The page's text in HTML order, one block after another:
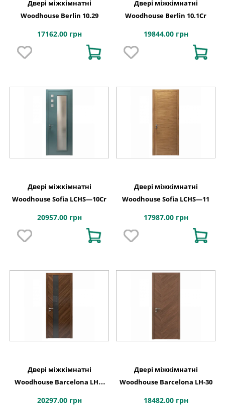
Двері міжкімнатні
Woodhouse Berlin 10.29
17162.00 грн
Двері міжкімнатні
Woodhouse Berlin 10.1Cr
19844.00 грн
Двері міжкімнатні
Woodhouse Sofia LCHS—10Cr
20957.00 грн
Двері міжкімнатні
Woodhouse Sofia LCHS—11
17987.00 грн
Двері міжкімнатні
Woodhouse Barcelona LHC-
20297.00 грн
Двері міжкімнатні
Woodhouse Barcelona LH-30
18482.00 грн